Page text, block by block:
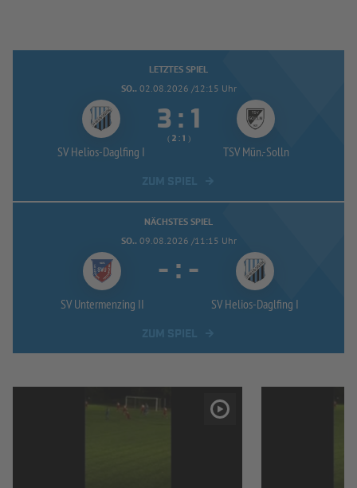
LETZTES SPIEL
SO.. 02.08.2026 /12:15 Uhr
SV Helios-Daglfing I
 : 
(  :  )
TSV Mün.-Solln
NÄCHSTES SPIEL
SO.. 09.08.2026 /11:15 Uhr
SV Untermenzing II
- : -
SV Helios-Daglfing I